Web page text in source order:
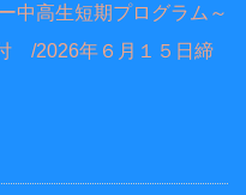
中高生短期プログラム～
/2026年６月１５日締